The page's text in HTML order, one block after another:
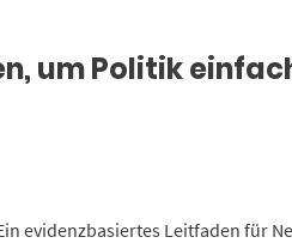
um Politik
evidenzbasiertes Leitfaden für